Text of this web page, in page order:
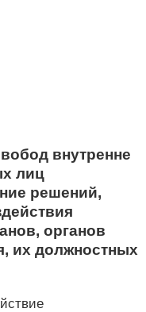
внутренне
лиц
решений,
органов
их должностных